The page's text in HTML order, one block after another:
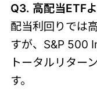
Q3. 高配当ETF
配当利回りでは
すが、S&P 500
トータルリター
す。